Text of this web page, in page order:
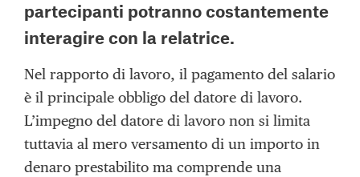
partecipanti potranno costantemente
interagire con la relatrice.
Nel rapporto di lavoro, il pagamento del salario
è il principale obbligo del datore di lavoro.
L’impegno del datore di lavoro non si limita
tuttavia al mero versamento di un importo in
denaro prestabilito ma comprende una